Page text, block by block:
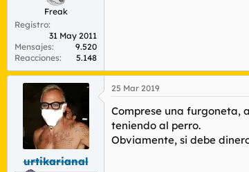
a
Freak
Registro
31 May 2011
Mensajes
9.520
Reacciones
5.148
urtikarianal
25 Mar 2019
Comprese una furgoneta,
teniendo al perro.
Obviamente, si debe